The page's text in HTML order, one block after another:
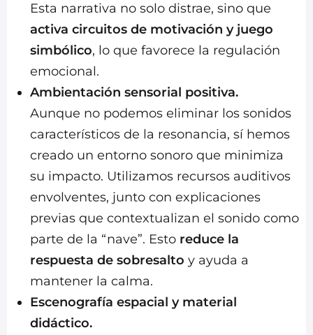
Esta narrativa no solo distrae, sino que
activa circuitos de motivación y juego
simbólico, lo que favorece la regulación
emocional.
Ambientación sensorial positiva.
Aunque no podemos eliminar los sonidos
característicos de la resonancia, sí hemos
creado un entorno sonoro que minimiza
su impacto. Utilizamos recursos auditivos
envolventes, junto con explicaciones
previas que contextualizan el sonido como
parte de la “nave”. Esto reduce la
respuesta de sobresalto y ayuda a
mantener la calma.
Escenografía espacial y material
didáctico.